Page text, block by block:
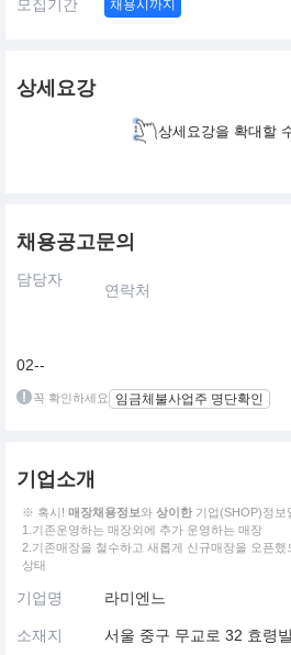
모집기간 채용시까지
상세요강
상세요강을 확대할
채용공고문의
담당자
연락처
02--
꼭 확인하세요 임금체불사업주 명단확인
기업소개
※ 혹시! 매장채용정보와 상이한 기업(SHOP)정보
1.기존운영하는 매장외에 추가 운영하는 매장
2.기존매장을 철수하고 새롭게 신규매장을 오픈
상태
기업명 라미엔느
소재지 서울 중구 무교로 32 효령